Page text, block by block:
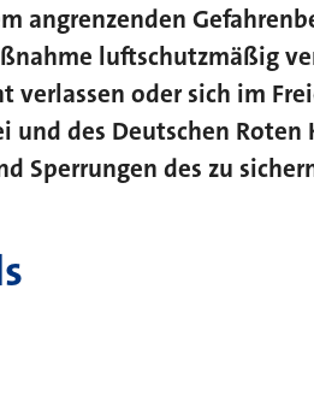
angrenzenden
luftschutzmäßig
verlassen oder sich im
und des Deutschen
Sperrungen des zu